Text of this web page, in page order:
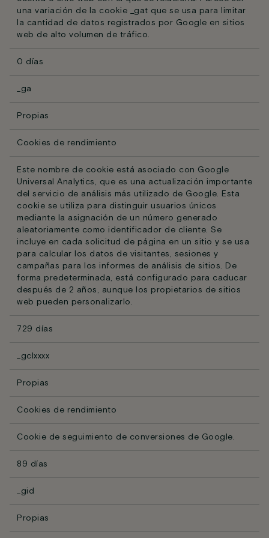
una variación de la cookie _gat que se usa para limitar
la cantidad de datos registrados por Google en sitios
web de alto volumen de tráfico.
0 días
_ga
Propias
Cookies de rendimiento
Este nombre de cookie está asociado con Google
Universal Analytics, que es una actualización importante
del servicio de análisis más utilizado de Google. Esta
cookie se utiliza para distinguir usuarios únicos
mediante la asignación de un número generado
aleatoriamente como identificador de cliente. Se
incluye en cada solicitud de página en un sitio y se usa
para calcular los datos de visitantes, sesiones y
campañas para los informes de análisis de sitios. De
forma predeterminada, está configurado para caducar
después de 2 años, aunque los propietarios de sitios
web pueden personalizarlo.
729 días
_gclxxxx
Propias
Cookies de rendimiento
Cookie de seguimiento de conversiones de Google.
89 días
_gid
Propias